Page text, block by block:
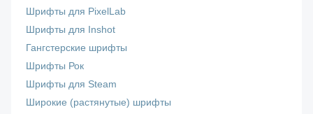
Шрифты для PixelLab
Шрифты для Inshot
Гангстерские шрифты
Шрифты Рок
Шрифты для Steam
Широкие (растянутые) шрифты